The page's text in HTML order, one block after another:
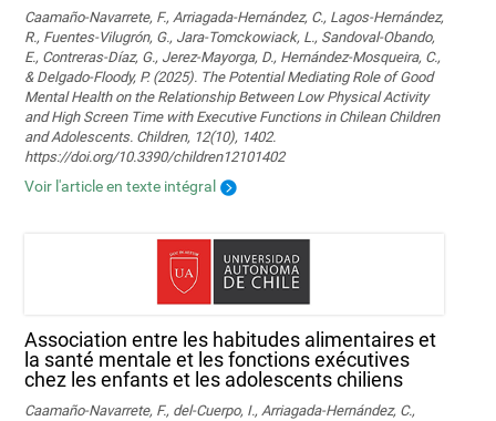
Caamaño-Navarrete, F., Arriagada-Hernández, C., Lagos-Hernández,
R., Fuentes-Vilugrón, G., Jara-Tomckowiack, L., Sandoval-Obando,
E., Contreras-Díaz, G., Jerez-Mayorga, D., Hernández-Mosqueira, C.,
& Delgado-Floody, P. (2025). The Potential Mediating Role of Good
Mental Health on the Relationship Between Low Physical Activity
and High Screen Time with Executive Functions in Chilean Children
and Adolescents. Children, 12(10), 1402.
https://doi.org/10.3390/children12101402
Voir l'article en texte intégral
Association entre les habitudes alimentaires et
la santé mentale et les fonctions exécutives
chez les enfants et les adolescents chiliens
Caamaño-Navarrete, F., del-Cuerpo, I., Arriagada-Hernández, C.,